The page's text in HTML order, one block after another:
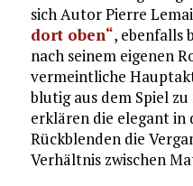
sich Autor Pierre
dort oben“, ebenfalls
nach seinem eigenen
vermeintliche
blutig aus dem Spiel
erklären die elegant in
Rückblenden die
Verhältnis zwischen